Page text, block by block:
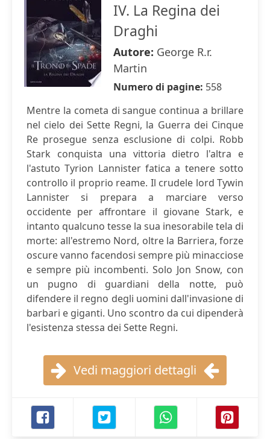
IV. La Regina dei
Draghi
Autore: George R.r.
Martin
Numero di pagine: 558
Mentre la cometa di sangue continua a brillare
nel cielo dei Sette Regni, la Guerra dei Cinque
Re prosegue senza esclusione di colpi. Robb
Stark conquista una vittoria dietro l'altra e
l'astuto Tyrion Lannister fatica a tenere sotto
controllo il proprio reame. Il crudele lord Tywin
Lannister si prepara a marciare verso
occidente per affrontare il giovane Stark, e
intanto qualcuno tesse la sua inesorabile tela di
morte: all'estremo Nord, oltre la Barriera, forze
oscure vanno facendosi sempre più minacciose
e sempre più incombenti. Solo Jon Snow, con
un pugno di guardiani della notte, può
difendere il regno degli uomini dall'invasione di
barbari e giganti. Uno scontro da cui dipenderà
l'esistenza stessa dei Sette Regni.
Vedi maggiori dettagli